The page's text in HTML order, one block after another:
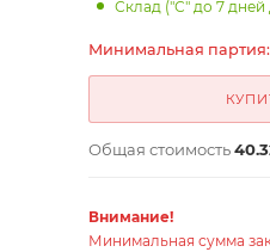
Склад ("С" до 7 дней
Минимальная партия:
Общая стоимость
Внимание!
Минимальная сумма